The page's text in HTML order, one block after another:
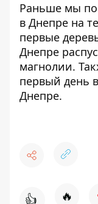
Раньше мы
в Днепре на
первые
Днепре
магнолии.
первый день
Днепре.
👍 🔥